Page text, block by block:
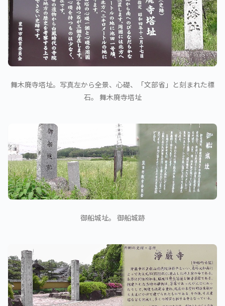
舞木廃寺塔址。写真左から全景、心礎、「文部省」と刻まれた標
石。 舞木廃寺塔址
御船城址。 御船城跡